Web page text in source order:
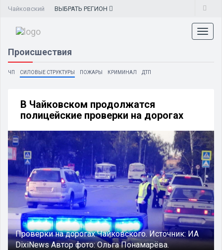
Чайковский ВЫБРАТЬ РЕГИОН
Происшествия
ЧП СИЛОВЫЕ СТРУКТУРЫ ПОЖАРЫ КРИМИНАЛ ДТП
В Чайковском продолжатся
полицейские проверки на дорогах
Проверки на дорогах Чайковского.Источник: ИА
DixiNewsАвтор фото:Ольга Понамарёва.